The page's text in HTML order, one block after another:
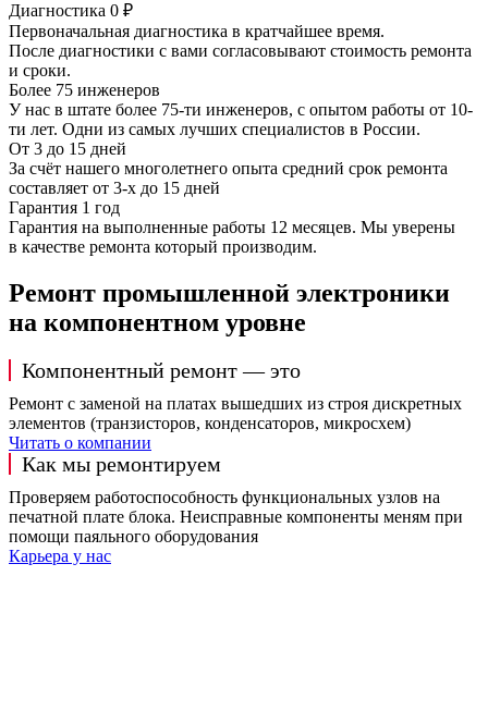
Диагностика 0 ₽
Первоначальная диагностика в кратчайшее время.
После диагностики с вами согласовывают стоимость ремонта
и сроки.
Более 75 инженеров
У нас в штате более 75-ти инженеров, с опытом работы от 10-
ти лет. Одни из самых лучших специалистов в России.
От 3 до 15 дней
За счёт нашего многолетнего опыта средний срок ремонта
составляет от 3-х до 15 дней
Гарантия 1 год
Гарантия на выполненные работы 12 месяцев. Мы уверены
в качестве ремонта который производим.
Ремонт промышленной электроники
на компонентном уровне
Компонентный ремонт — это
Ремонт с заменой на платах вышедших из строя дискретных
элементов (транзисторов, конденсаторов, микросхем)
Читать о компании
Как мы ремонтируем
Проверяем работоспособность функциональных узлов на
печатной плате блока. Неисправные компоненты меням при
помощи паяльного оборудования
Карьера у нас